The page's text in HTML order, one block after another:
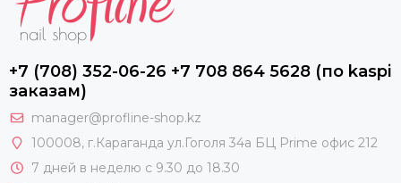
+7 (708) 352-06-26 +7 708 864 5628 (по kaspi
заказам)
manager@profline-shop.kz
100008, г.Караганда ул.Гоголя 34а БЦ Prime офис 212
7 дней в неделю с 9.30 до 18.30